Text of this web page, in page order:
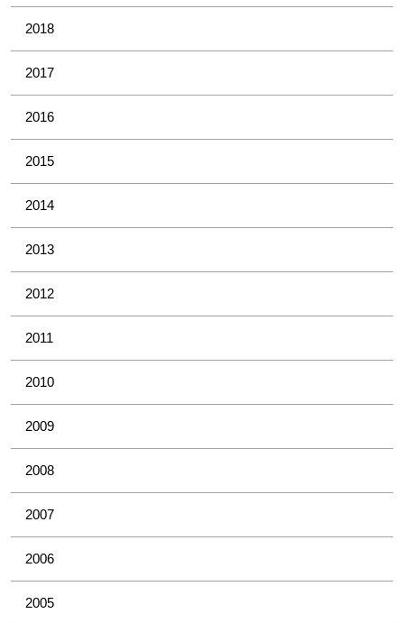
2018
2017
2016
2015
2014
2013
2012
2011
2010
2009
2008
2007
2006
2005